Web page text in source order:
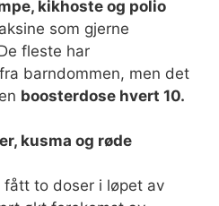
kikhoste og polio
som gjerne
fleste har
barndommen, men det
boosterdose hvert 10.
kusma og røde
to doser i løpet av